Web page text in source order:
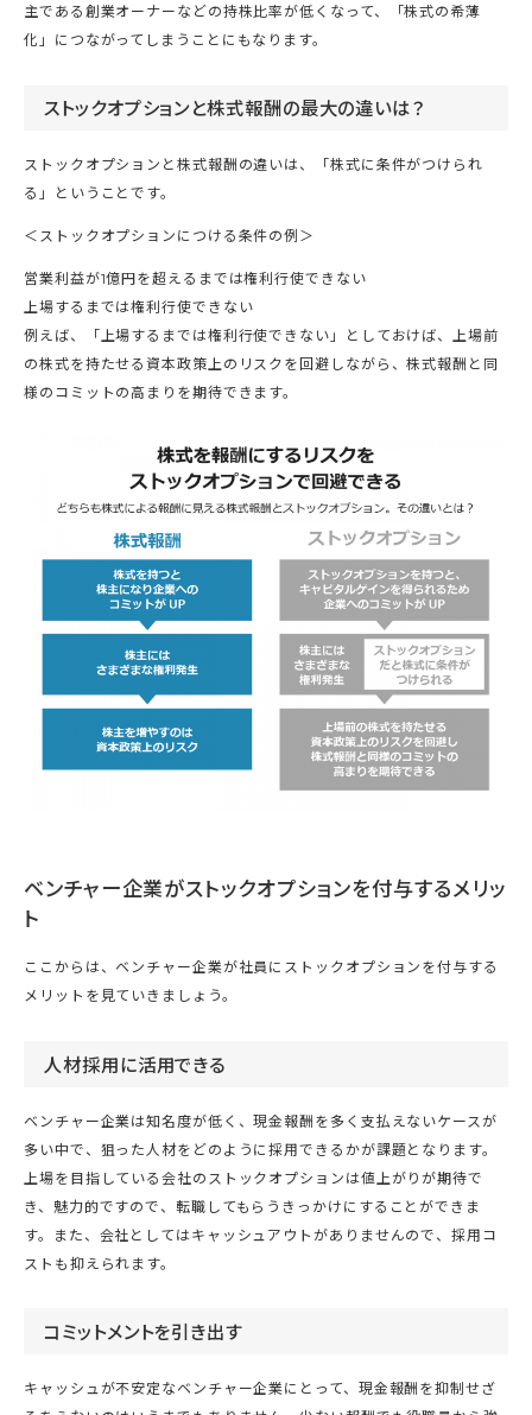
主である創業オーナーなどの持株比率が低くなって、「株式の希薄
化」につながってしまうことにもなります。
ストックオプションと株式報酬の最大の違いは？
ストックオプションと株式報酬の違いは、「株式に条件がつけられ
る」ということです。
＜ストックオプションにつける条件の例＞
営業利益が1億円を超えるまでは権利行使できない
上場するまでは権利行使できない
例えば、「上場するまでは権利行使できない」としておけば、上場前
の株式を持たせる資本政策上のリスクを回避しながら、株式報酬と同
様のコミットの高まりを期待できます。
ベンチャー企業がストックオプションを付与するメリッ
ト
ここからは、ベンチャー企業が社員にストックオプションを付与する
メリットを見ていきましょう。
人材採用に活用できる
ベンチャー企業は知名度が低く、現金報酬を多く支払えないケースが
多い中で、狙った人材をどのように採用できるかが課題となります。
上場を目指している会社のストックオプションは値上がりが期待で
き、魅力的ですので、転職してもらうきっかけにすることができま
す。また、会社としてはキャッシュアウトがありませんので、採用コ
ストも抑えられます。
コミットメントを引き出す
キャッシュが不安定なベンチャー企業にとって、現金報酬を抑制せざ